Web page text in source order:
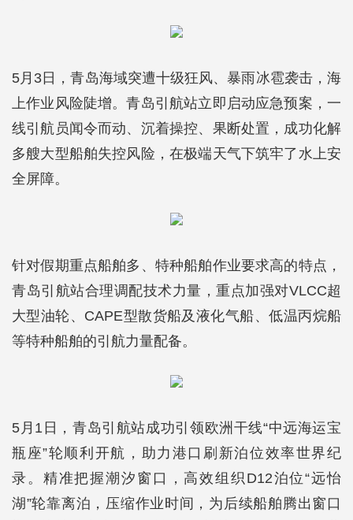
5月3日，青岛海域突遭十级狂风、暴雨冰雹袭击，海
上作业风险陡增。青岛引航站立即启动应急预案，一
线引航员闻令而动、沉着操控、果断处置，成功化解
多艘大型船舶失控风险，在极端天气下筑牢了水上安
全屏障。
针对假期重点船舶多、特种船舶作业要求高的特点，
青岛引航站合理调配技术力量，重点加强对VLCC超
大型油轮、CAPE型散货船及液化气船、低温丙烷船
等特种船舶的引航力量配备。
5月1日，青岛引航站成功引领欧洲干线“中远海运宝
瓶座”轮顺利开航，助力港口刷新泊位效率世界纪
录。精准把握潮汐窗口，高效组织D12泊位“远怡
湖”轮靠离泊，压缩作业时间，为后续船舶腾出窗口